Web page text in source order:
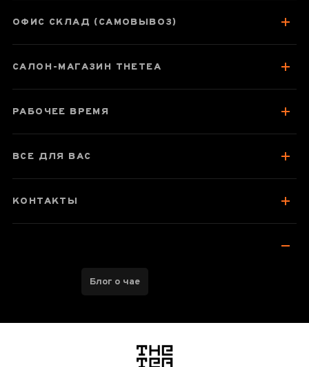
Паспорт товара
О чае
ОФИС СКЛАД (САМОВЫВОЗ)
САЛОН-МАГАЗИН THETEA
РАБОЧЕЕ ВРЕМЯ
ВСЕ ДЛЯ ВАС
КОНТАКТЫ
Блог о чае
логотип